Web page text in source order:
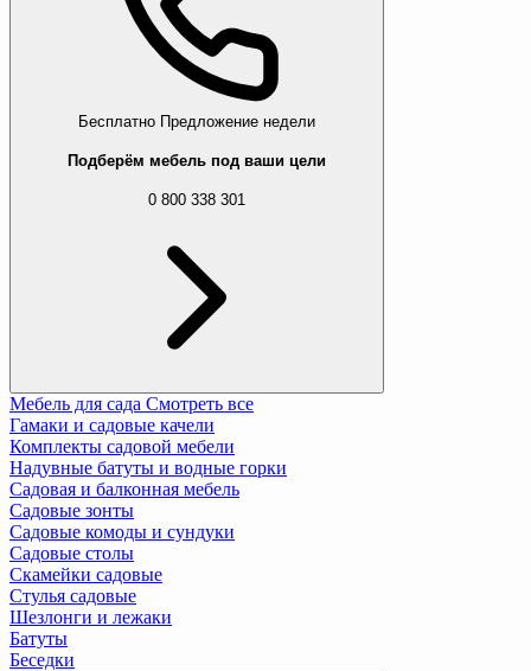
Бесплатно Предложение недели
Подберём мебель под ваши цели
0 800 338 301
Мебель для сада Смотреть все
Гамаки и садовые качели
Комплекты садовой мебели
Надувные батуты и водные горки
Садовая и балконная мебель
Садовые зонты
Садовые комоды и сундуки
Садовые столы
Скамейки садовые
Стулья садовые
Шезлонги и лежаки
Батуты
Беседки